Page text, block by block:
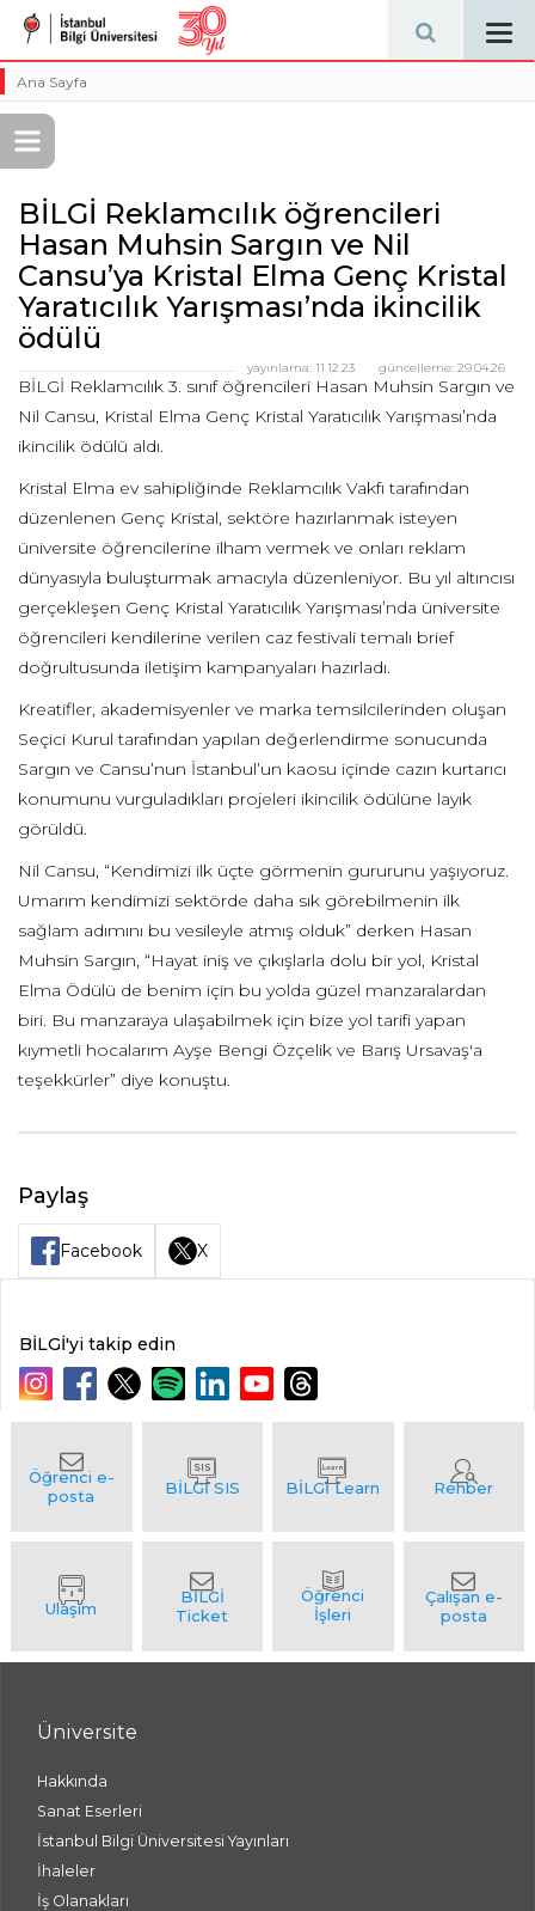
Ana Sayfa
BİLGİ Reklamcılık öğrencileri
Hasan Muhsin Sargın ve Nil
Cansu’ya Kristal Elma Genç Kristal
Yaratıcılık Yarışması’nda ikincilik
ödülü
güncelleme: 29.04.26
yayınlama: 11.12.23
BİLGİ Reklamcılık 3. sınıf öğrencileri Hasan Muhsin Sargın ve
Nil Cansu, Kristal Elma Genç Kristal Yaratıcılık Yarışması’nda
ikincilik ödülü aldı.
Kristal Elma ev sahipliğinde Reklamcılık Vakfı tarafından
düzenlenen Genç Kristal, sektöre hazırlanmak isteyen
üniversite öğrencilerine ilham vermek ve onları reklam
dünyasıyla buluşturmak amacıyla düzenleniyor. Bu yıl altıncısı
gerçekleşen Genç Kristal Yaratıcılık Yarışması’nda üniversite
öğrencileri kendilerine verilen caz festivali temalı brief
doğrultusunda iletişim kampanyaları hazırladı.
Kreatifler, akademisyenler ve marka temsilcilerinden oluşan
Seçici Kurul tarafından yapılan değerlendirme sonucunda
Sargın ve Cansu’nun İstanbul’un kaosu içinde cazın kurtarıcı
konumunu vurguladıkları projeleri ikincilik ödülüne layık
görüldü.
Nil Cansu, “Kendimizi ilk üçte görmenin gururunu yaşıyoruz.
Umarım kendimizi sektörde daha sık görebilmenin ilk
sağlam adımını bu vesileyle atmış olduk” derken Hasan
Muhsin Sargın, “Hayat iniş ve çıkışlarla dolu bir yol, Kristal
Elma Ödülü de benim için bu yolda güzel manzaralardan
biri. Bu manzaraya ulaşabilmek için bize yol tarifi yapan
kıymetli hocalarım Ayşe Bengi Özçelik ve Barış Ursavaş'a
teşekkürler” diye konuştu.
Paylaş
Facebook X
BİLGİ'yi takip edin
Üniversite
Hakkında
Sanat Eserleri
İstanbul Bilgi Üniversitesi Yayınları
İhaleler
İş Olanakları